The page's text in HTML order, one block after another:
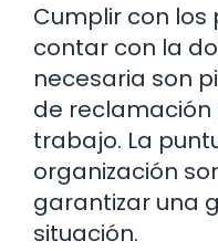
Cumplir con los
contar con la
necesaria son
de
trabajo. La
organización
garantizar una
situación.